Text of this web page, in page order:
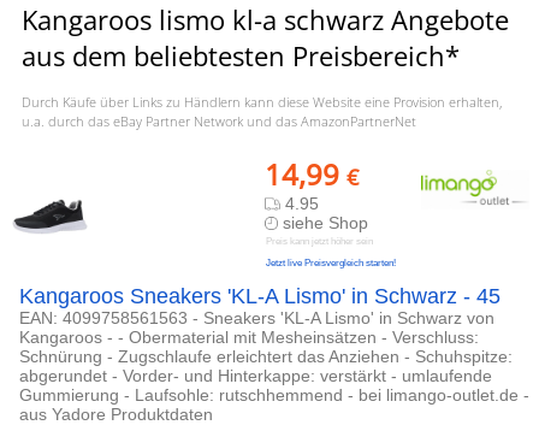
Kangaroos lismo kl-a schwarz Angebote
aus dem beliebtesten Preisbereich*
Durch Käufe über Links zu Händlern kann diese Website eine Provision erhalten,
u.a. durch das eBay Partner Network und das AmazonPartnerNet
14,99 €
4.95
siehe Shop
Preis kann jetzt höher sein
Jetzt live Preisvergleich starten!
Kangaroos Sneakers 'KL-A Lismo' in Schwarz - 45
EAN: 4099758561563 - Sneakers 'KL-A Lismo' in Schwarz von
Kangaroos - - Obermaterial mit Mesheinsätzen - Verschluss:
Schnürung - Zugschlaufe erleichtert das Anziehen - Schuhspitze:
abgerundet - Vorder- und Hinterkappe: verstärkt - umlaufende
Gummierung - Laufsohle: rutschhemmend - bei limango-outlet.de -
aus Yadore Produktdaten